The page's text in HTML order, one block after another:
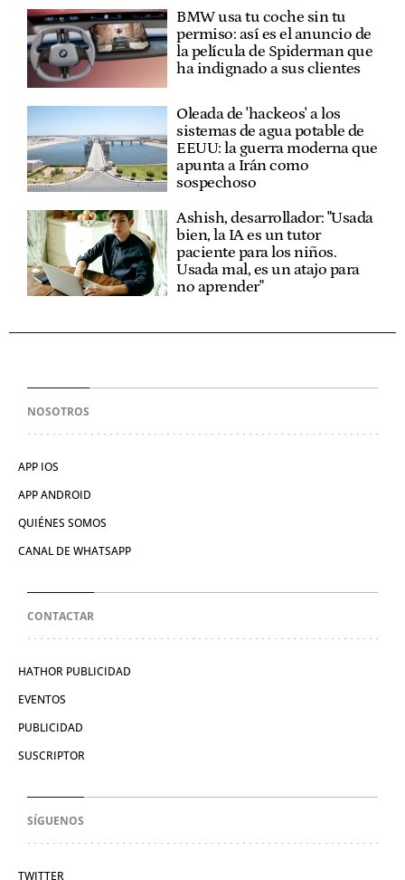
BMW usa tu coche sin tu
permiso: así es el anuncio de
la película de Spiderman que
ha indignado a sus clientes
Oleada de 'hackeos' a los
sistemas de agua potable de
EEUU: la guerra moderna que
apunta a Irán como
sospechoso
Ashish, desarrollador: "Usada
bien, la IA es un tutor
paciente para los niños.
Usada mal, es un atajo para
no aprender"
NOSOTROS
APP IOS
APP ANDROID
QUIÉNES SOMOS
CANAL DE WHATSAPP
CONTACTAR
HATHOR PUBLICIDAD
EVENTOS
PUBLICIDAD
SUSCRIPTOR
SÍGUENOS
TWITTER